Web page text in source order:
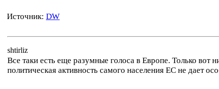
Источник: DW
shtirliz
Все таки есть еще разумные голоса в Европе. Только вот
политическая активность самого населения ЕС не дает